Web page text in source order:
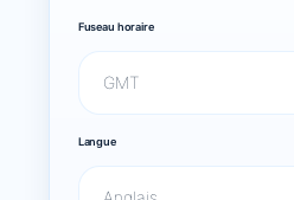
Fuseau horaire
Langue